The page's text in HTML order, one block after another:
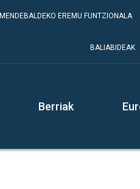
MENDEBALDEKO EREMU FUNTZIONALA
BALIABIDEAK
Berriak